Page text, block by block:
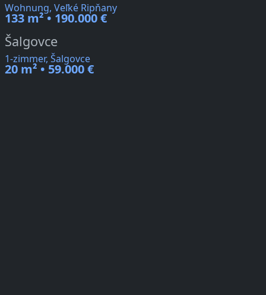
Wohnung, Veľké Ripňany
133 m² • 190.000 €
Šalgovce
1-zimmer, Šalgovce
20 m² • 59.000 €